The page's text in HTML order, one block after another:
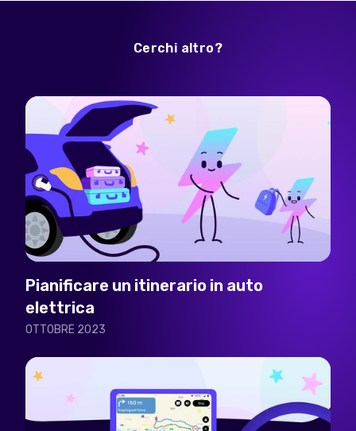
Cerchi altro?
Pianificare un itinerario in auto
elettrica
OTTOBRE 2023